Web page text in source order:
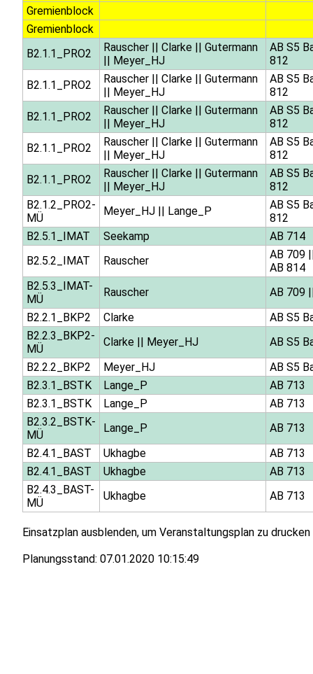
Gremienblock
Gremienblock
B2.1.1_PRO2
Rauscher|| Clarke|| Gutermann
|| Meyer_HJ
AB S5
812
B2.1.1_PRO2
Rauscher|| Clarke|| Gutermann
|| Meyer_HJ
AB S5
812
B2.1.1_PRO2
Rauscher|| Clarke|| Gutermann
|| Meyer_HJ
AB S5
812
B2.1.1_PRO2
Rauscher|| Clarke|| Gutermann
|| Meyer_HJ
AB S5
812
B2.1.1_PRO2
Rauscher|| Clarke|| Gutermann
|| Meyer_HJ
AB S5
812
B2.1.2_PRO2-
MÜ
Meyer_HJ|| Lange_P
AB S5
812
B2.5.1_IMAT
Seekamp
AB 714
B2.5.2_IMAT
Rauscher AB 709
AB 814
B2.5.3_IMAT-
MÜ
Rauscher AB 709
B2.2.1_BKP2
Clarke
AB S5
B2.2.3_BKP2-
MÜ
Clarke|| Meyer_HJ
AB S5
B2.2.2_BKP2
Meyer_HJ
AB S5
B2.3.1_BSTK
Lange_P
AB 713
B2.3.1_BSTK
Lange_P
AB 713
B2.3.2_BSTK-
MÜ
Lange_P
AB 713
B2.4.1_BAST
Ukhagbe
AB 713
B2.4.1_BAST
Ukhagbe
AB 713
B2.4.3_BAST-
MÜ
Ukhagbe AB 713
Einsatzplan ausblenden, um Veranstaltungsplan zu drucken
Planungsstand: 07.01.2020 10:15:49